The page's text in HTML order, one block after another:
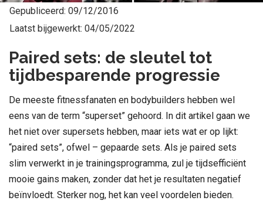
Gepubliceerd: 09/12/2016
Laatst bijgewerkt: 04/05/2022
Paired sets: de sleutel tot
tijdbesparende progressie
De meeste fitnessfanaten en bodybuilders hebben wel
eens van de term “superset” gehoord. In dit artikel gaan we
het niet over supersets hebben, maar iets wat er op lijkt:
“paired sets”, ofwel – gepaarde sets. Als je paired sets
slim verwerkt in je trainingsprogramma, zul je tijdsefficiënt
mooie gains maken, zonder dat het je resultaten negatief
beïnvloedt. Sterker nog, het kan veel voordelen bieden.